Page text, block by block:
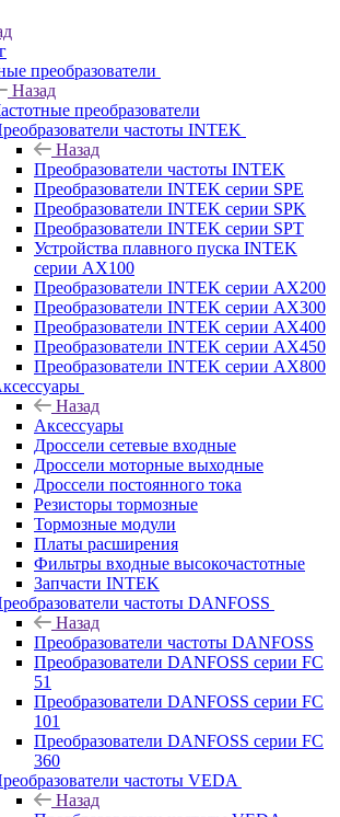
преобразователи
Назад
преобразователи
частоты INTEK
Назад
Преобразователи частоты INTEK
Преобразователи INTEK серии SPE
Преобразователи INTEK серии SPK
Преобразователи INTEK серии SPT
Устройства плавного пуска INTEK
серии AX100
Преобразователи INTEK серии AX200
Преобразователи INTEK серии AX300
Преобразователи INTEK серии AX400
Преобразователи INTEK серии AX450
Преобразователи INTEK серии AX800
Назад
Аксессуары
Дроссели сетевые входные
Дроссели моторные выходные
Дроссели постоянного тока
Резисторы тормозные
Тормозные модули
Платы расширения
Фильтры входные высокочастотные
Запчасти INTEK
частоты DANFOSS
Назад
Преобразователи частоты DANFOSS
Преобразователи DANFOSS серии FC
51
Преобразователи DANFOSS серии FC
101
Преобразователи DANFOSS серии FC
360
частоты VEDA
Назад